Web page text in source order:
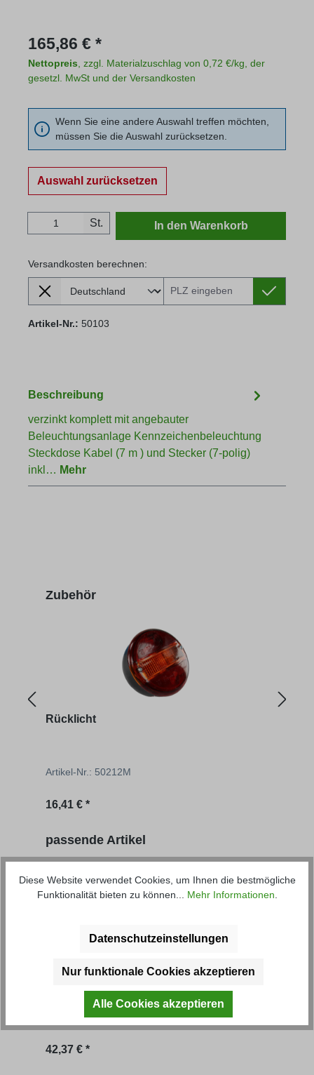
Regulärer Preis:
165,86 € *
Nettopreis , zzgl. Materialzuschlag von 0,72 €/kg, der
gesetzl. MwSt und der Versandkosten
Wenn Sie eine andere Auswahl treffen möchten,
müssen Sie die Auswahl zurücksetzen.
Auswahl zurücksetzen
Produkt Anzahl: Gib den gewünschten
St. In den Warenkorb
Versandkosten berechnen:
Lieferland
Versandkosten berechnen:
Artikel-Nr.: 50103
Beschreibung
verzinkt komplett mit angebauter
Beleuchtungsanlage Kennzeichenbeleuchtung
Steckdose Kabel (7 m ) und Stecker (7-polig)
inkl… Mehr
Produktgalerie überspringen
Zubehör
Rücklicht
Artikel-Nr.: 50212M
16,41 € *
Produktgalerie überspringen
passende Artikel
Artikel-Nr.: 50111
Regulärer Preis:
42,37 € *
Diese Website verwendet Cookies, um Ihnen die bestmögliche
Funktionalität bieten zu können... Mehr Informationen
Datenschutzeinstellungen
Nur funktionale Cookies akzeptieren
Alle Cookies akzeptieren